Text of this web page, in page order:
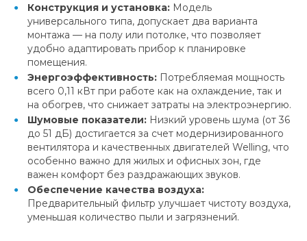
Конструкция и установка: Модель
универсального типа, допускает два варианта
монтажа — на полу или потолке, что позволяет
удобно адаптировать прибор к планировке
помещения.
Энергоэффективность: Потребляемая мощность
всего 0,11 кВт при работе как на охлаждение, так и
на обогрев, что снижает затраты на электроэнергию.
Шумовые показатели: Низкий уровень шума (от 36
до 51 дБ) достигается за счет модернизированного
вентилятора и качественных двигателей Welling, что
особенно важно для жилых и офисных зон, где
важен комфорт без раздражающих звуков.
Обеспечение качества воздуха:
Предварительный фильтр улучшает чистоту воздуха,
уменьшая количество пыли и загрязнений.